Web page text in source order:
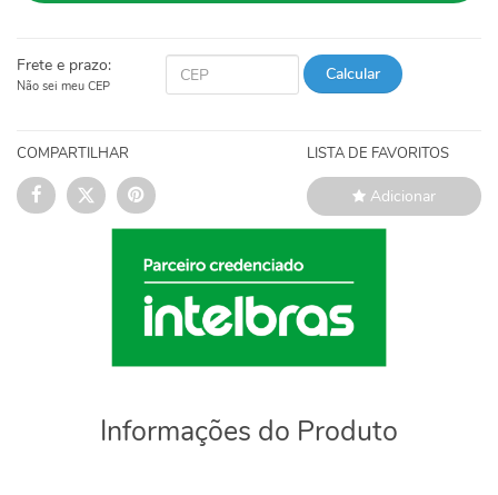
Frete e prazo:
Não sei meu CEP
Calcular
COMPARTILHAR LISTA DE FAVORITOS
Adicionar
Informações do Produto